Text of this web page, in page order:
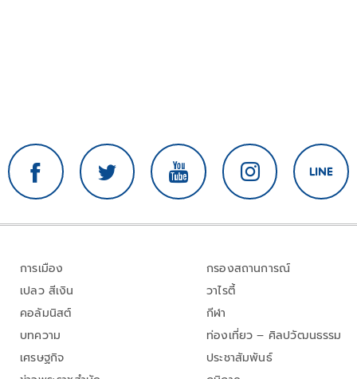
การเมือง
เปลว สีเงิน
คอลัมนิสต์
บทความ
เศรษฐกิจ
กรองสถานการณ์
วาไรตี้
กีฬา
ท่องเที่ยว – ศิลปวัฒนธรรม
ประชาสัมพันธ์